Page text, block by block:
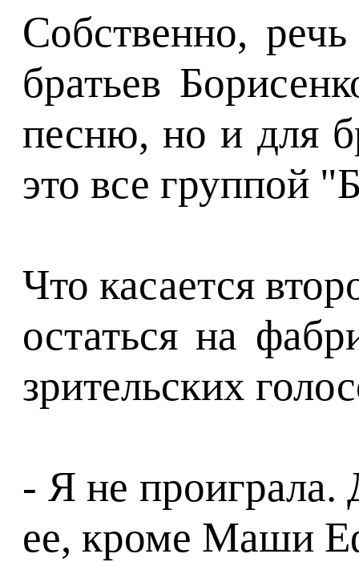
Собственно,
братьев
песню, но и для
это все группой
Что касается
остаться на
зрительских
- Я не проиграла.
ее, кроме Маши